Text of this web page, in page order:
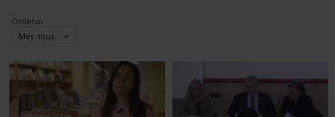
Ordenar